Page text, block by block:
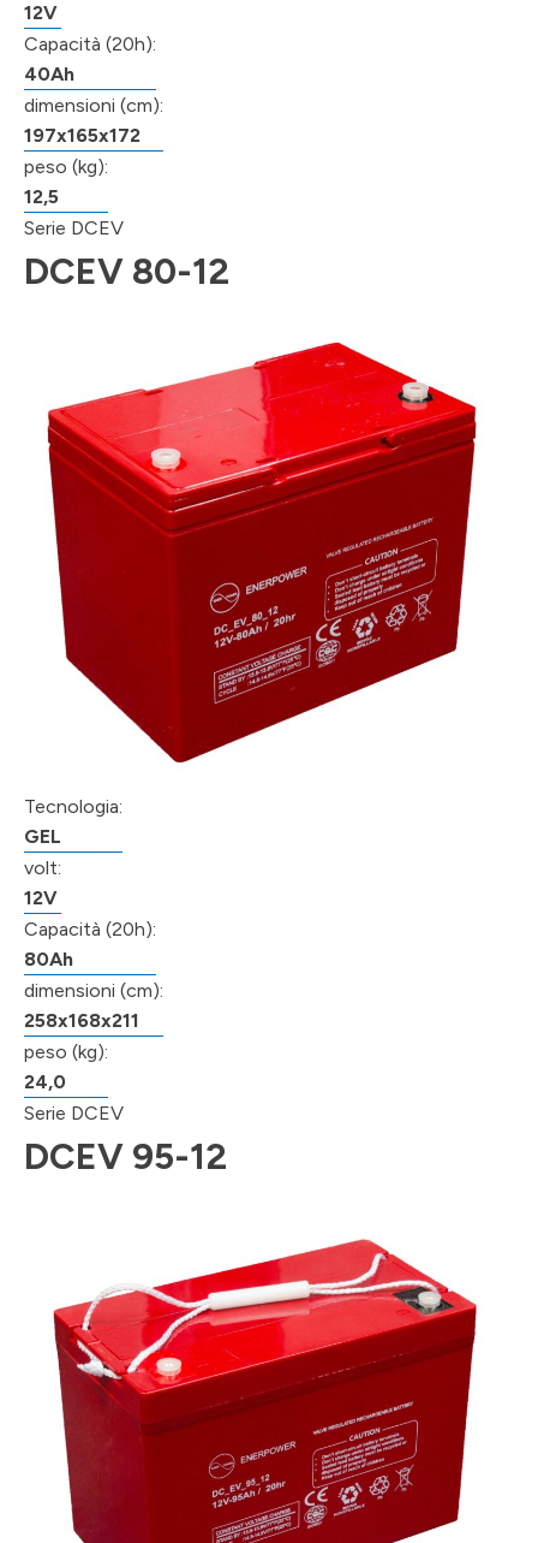
12V
Capacità (20h):
40Ah
dimensioni (cm):
197x165x172
peso (kg):
12,5
Serie DCEV
DCEV 80-12
Tecnologia:
GEL
volt:
12V
Capacità (20h):
80Ah
dimensioni (cm):
258x168x211
peso (kg):
24,0
Serie DCEV
DCEV 95-12